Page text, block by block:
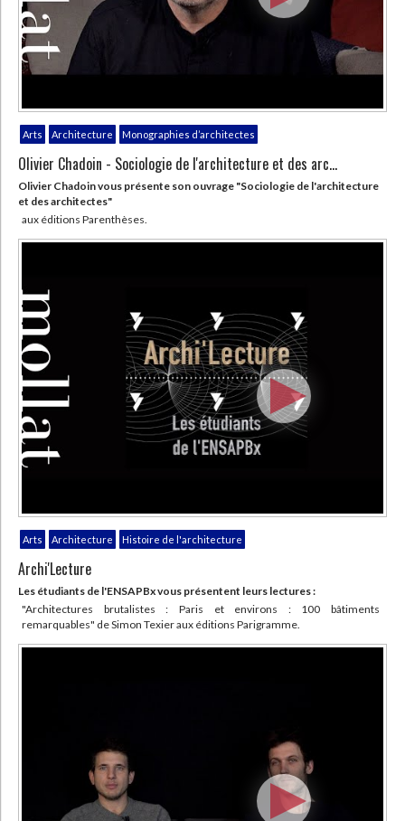
Arts Architecture Monographies d’architectes
Olivier Chadoin - Sociologie de l'architecture et des arc...
Olivier Chadoin vous présente son ouvrage "Sociologie de l'architecture
et des architectes"
aux éditions Parenthèses.
Arts Architecture Histoire de l'architecture
Archi'Lecture
Les étudiants de l'ENSAPBx vous présentent leurs lectures :
"Architectures brutalistes : Paris et environs : 100 bâtiments
remarquables" de Simon Texier aux éditions Parigramme.